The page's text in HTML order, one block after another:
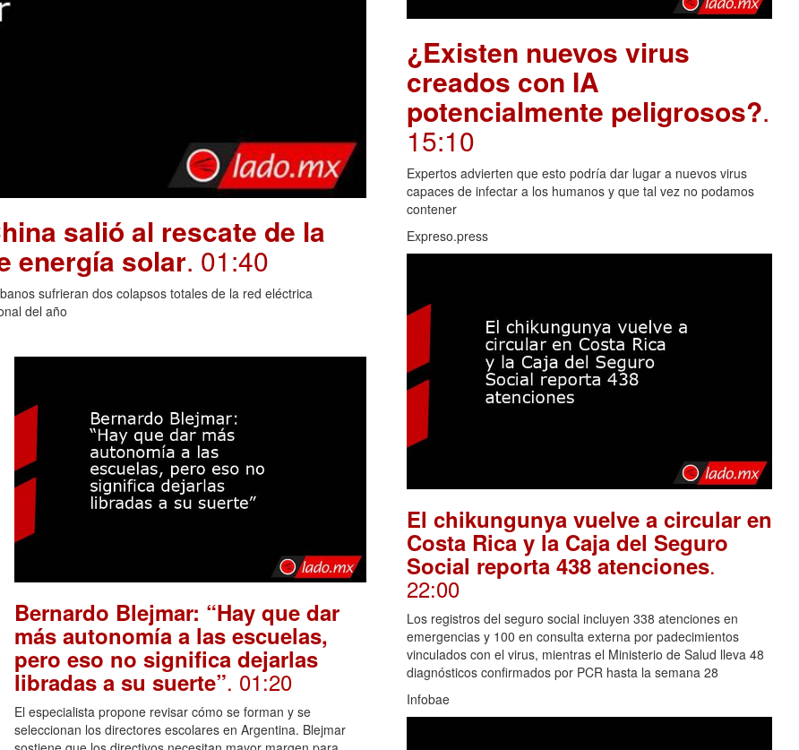
salió al rescate de la
energía solar. 01:40
sufrieran dos colapsos totales de la red eléctrica
del año
Bernardo Blejmar: “Hay que dar
más autonomía a las escuelas,
pero eso no significa dejarlas
libradas a su suerte”. 01:20
El especialista propone revisar cómo se forman y se
seleccionan los directores escolares en Argentina. Blejmar
¿Existen nuevos virus
creados con IA
potencialmente peligrosos?.
15:10
Expertos advierten que esto podría dar lugar a nuevos virus
capaces de infectar a los humanos y que tal vez no podamos
contener
Expreso.press
El chikungunya vuelve a circular en
Costa Rica y la Caja del Seguro
Social reporta 438 atenciones.
22:00
Los registros del seguro social incluyen 338 atenciones en
emergencias y 100 en consulta externa por padecimientos
vinculados con el virus, mientras el Ministerio de Salud lleva 48
diagnósticos confirmados por PCR hasta la semana 28
Infobae